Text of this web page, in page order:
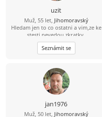
uzit
Muž, 55 let, Jihomoravský
Hledam jen to co ostatni a vim,ze ke
stesti nevedou zkratky.
Seznámit se
jan1976
Muž, 50 let, Jihomoravský